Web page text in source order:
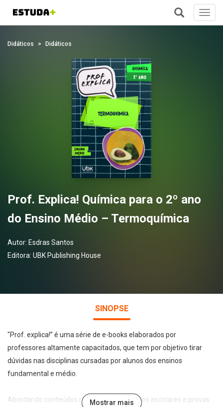
Didáticos Didáticos
Prof. Explica! Química para o 2º ano
do Ensino Médio – Termoquímica
Autor: Esdras Santos
Editora: UBK Publishing House
SINOPSE
"Prof. explica!” é uma série de e-books elaborados por
professores altamente capacitados, que tem por objetivo tirar
dúvidas nas disciplinas cursadas por alunos dos ensinos
fundamental e médio.
Abordando conteúdos recorrentes em testes escolares e provas
Mostrar mais